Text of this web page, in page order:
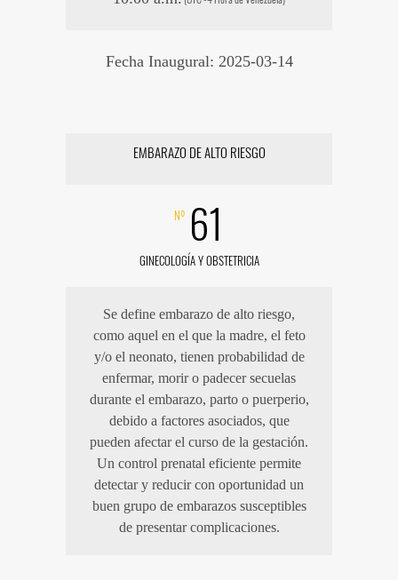
Fecha Inaugural: 2025-03-14
EMBARAZO DE ALTO RIESGO
Nº 61
GINECOLOGÍA Y OBSTETRICIA
Se define embarazo de alto riesgo,
como aquel en el que la madre, el feto
y/o el neonato, tienen probabilidad de
enfermar, morir o padecer secuelas
durante el embarazo, parto o puerperio,
debido a factores asociados, que
pueden afectar el curso de la gestación.
Un control prenatal eficiente permite
detectar y reducir con oportunidad un
buen grupo de embarazos susceptibles
de presentar complicaciones.